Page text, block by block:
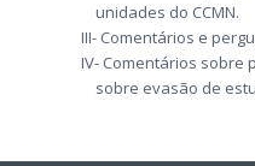
unidades do CCMN.
III- Comentários e
IV- Comentários sobre
sobre evasão de